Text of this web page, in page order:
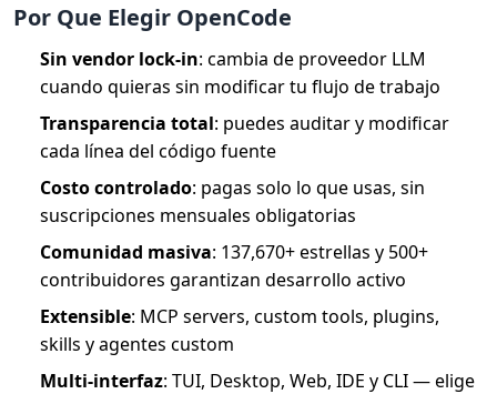
Por Que Elegir OpenCode
Sin vendor lock-in: cambia de proveedor LLM
cuando quieras sin modificar tu flujo de trabajo
Transparencia total: puedes auditar y modificar
cada línea del código fuente
Costo controlado: pagas solo lo que usas, sin
suscripciones mensuales obligatorias
Comunidad masiva: 137,670+ estrellas y 500+
contribuidores garantizan desarrollo activo
Extensible: MCP servers, custom tools, plugins,
skills y agentes custom
Multi-interfaz: TUI, Desktop, Web, IDE y CLI — elige